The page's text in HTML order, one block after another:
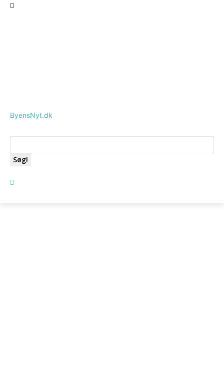
ByensNyt.dk
Søg!